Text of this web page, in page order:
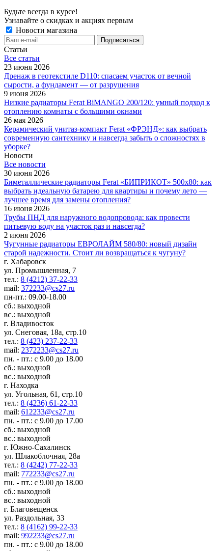
Будьте всегда в курсе!
Узнавайте о скидках и акциях первым
Новости магазина
Статьи
Все cтатьи
23 июня 2026
Дренаж в геотекстиле D110: спасаем участок от вечной
сырости, а фундамент — от разрушения
9 июня 2026
Низкие радиаторы Ferat BiMANGO 200/120: умный подход к
отоплению комнаты с большими окнами
26 мая 2026
Керамический унитаз-компакт Ferat «ФРЭНД»: как выбрать
современную сантехнику и навсегда забыть о сложностях в
уборке?
Новости
Все новости
30 июня 2026
Биметаллические радиаторы Ferat «БИПРИКОТ» 500x80: как
выбрать идеальную батарею для квартиры и почему лето —
лучшее время для замены отопления?
16 июня 2026
Трубы ПНД для наружного водопровода: как провести
питьевую воду на участок раз и навсегда?
2 июня 2026
Чугунные радиаторы ЕВРОЛАЙМ 580/80: новый дизайн
старой надежности. Стоит ли возвращаться к чугуну?
г. Хабаровск
ул. Промышленная, 7
тел.: 8 (4212) 37-22-33
mail: 372233@cs27.ru
пн-пт.: 09.00-18.00
сб.: выходной
вс.: выходной
г. Владивосток
ул. Снеговая, 18а, стр.10
тел.: 8 (423) 237-22-33
mail: 2372233@cs27.ru
пн. - пт.: с 9.00 до 18.00
сб.: выходной
вс.: выходной
г. Находка
ул. Угольная, 61, стр.10
тел.: 8 (4236) 61-22-33
mail: 612233@cs27.ru
пн. - пт.: с 9.00 до 17.00
сб.: выходной
вс.: выходной
г. Южно-Сахалинск
ул. Шлакоблочная, 28а
тел.: 8 (4242) 77-22-33
mail: 772233@cs27.ru
пн. - пт.: с 9.00 до 18.00
сб.: выходной
вс.: выходной
г. Благовещенск
ул. Раздольная, 33
тел.: 8 (4162) 99-22-33
mail: 992233@cs27.ru
пн. - пт.: с 9.00 до 18.00